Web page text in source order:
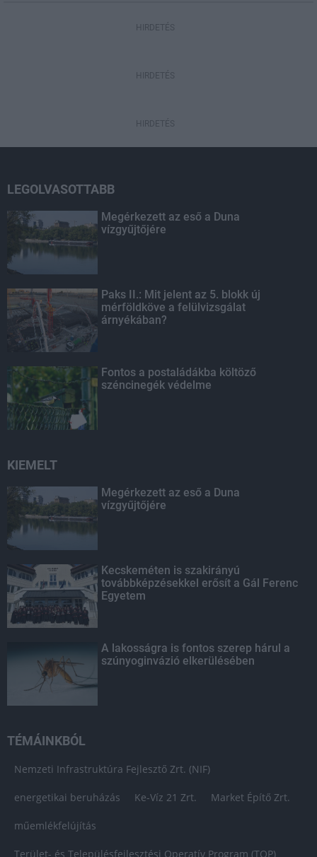
HIRDETÉS
HIRDETÉS
HIRDETÉS
LEGOLVASOTTABB
Megérkezett az eső a Duna
vízgyűjtőjére
Paks II.: Mit jelent az 5. blokk új
mérföldköve a felülvizsgálat
árnyékában?
Fontos a postaládákba költöző
széncinegék védelme
KIEMELT
Megérkezett az eső a Duna
vízgyűjtőjére
Kecskeméten is szakirányú
továbbképzésekkel erősít a Gál Ferenc
Egyetem
A lakosságra is fontos szerep hárul a
szúnyoginvázió elkerülésében
TÉMÁINKBÓL
Nemzeti Infrastruktúra Fejlesztő Zrt. (NIF)
energetikai beruházás Ke-Víz 21 Zrt. Market Építő Zrt.
műemlékfelújítás
Terület- és Településfejlesztési Operatív Program (TOP)